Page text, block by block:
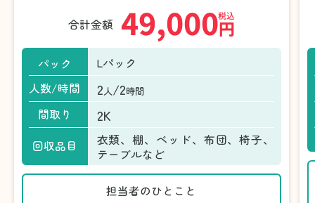
合計金額 49,000円
税込
パック
Lパック
人数/時間
2人 /2時間
間取り 2K
回収品目
衣類、棚、ベッド、布団、椅子、
テーブルなど
担当者のひとこと